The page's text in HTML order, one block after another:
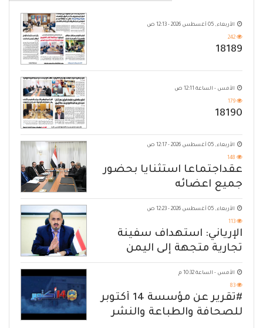
الأربعاء, 05 أغسطس 2026 - 12:13 ص
242
18189
الأمس - الساعة 12:11 ص
179
18190
الأربعاء, 05 أغسطس 2026 - 12:17 ص
148
عقداجتماعا استثنايا بحضور
جميع اعضائه
الأربعاء, 05 أغسطس 2026 - 12:23 ص
113
الإرياني: استهداف سفينة
تجارية متجهة إلى اليمن
يكشف حصار الحوثي للشعب
الأمس - الساعة 10:32 م
83
#تقرير عن مؤسسة 14 أكتوبر
للصحافة والطباعة والنشر